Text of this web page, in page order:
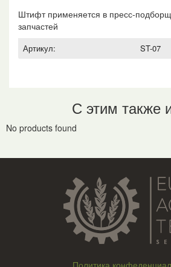
Штифт применяется в пресс-
запчастей
Артикул: ST-07
С этим также
No products found
Политика